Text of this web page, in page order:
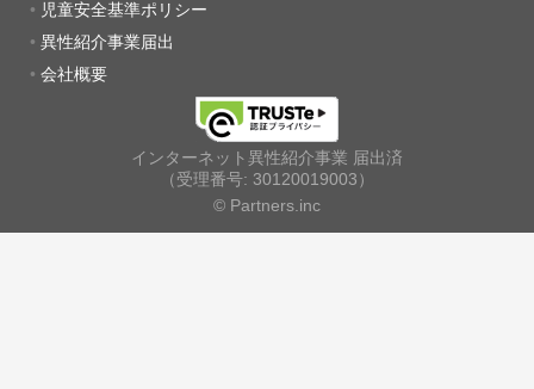
児童安全基準ポリシー
異性紹介事業届出
会社概要
インターネット異性紹介事業 届出済
（受理番号: 30120019003）
© Partners.inc